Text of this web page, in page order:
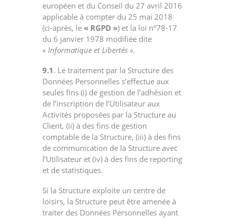
européen et du Conseil du 27 avril 2016
applicable à compter du 25 mai 2018
(ci-après, le « RGPD ») et la loi n°78-17
du 6 janvier 1978 modifiée dite
« Informatique et Libertés ».
9.1. Le traitement par la Structure des
Données Personnelles s’effectue aux
seules fins (i) de gestion de l’adhésion et
de l’inscription de l’Utilisateur aux
Activités proposées par la Structure au
Client, (ii) à des fins de gestion
comptable de la Structure, (iii) à des fins
de communication de la Structure avec
l’Utilisateur et (iv) à des fins de reporting
et de statistiques.
Si la Structure exploite un centre de
loisirs, la Structure peut être amenée à
traiter des Données Personnelles ayant